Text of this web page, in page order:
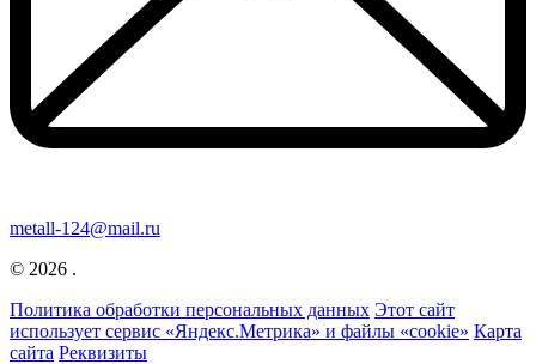
metall-124@mail.ru
© 2026 .
Политика обработки персональных данных Этот сайт
использует сервис «Яндекс.Метрика» и файлы «cookie» Карта
сайта Реквизиты